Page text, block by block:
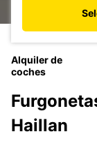
Alquiler de
coches
Haillan